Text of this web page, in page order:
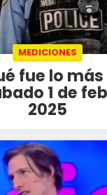
MEDICIONES
fue lo
1 de
2025